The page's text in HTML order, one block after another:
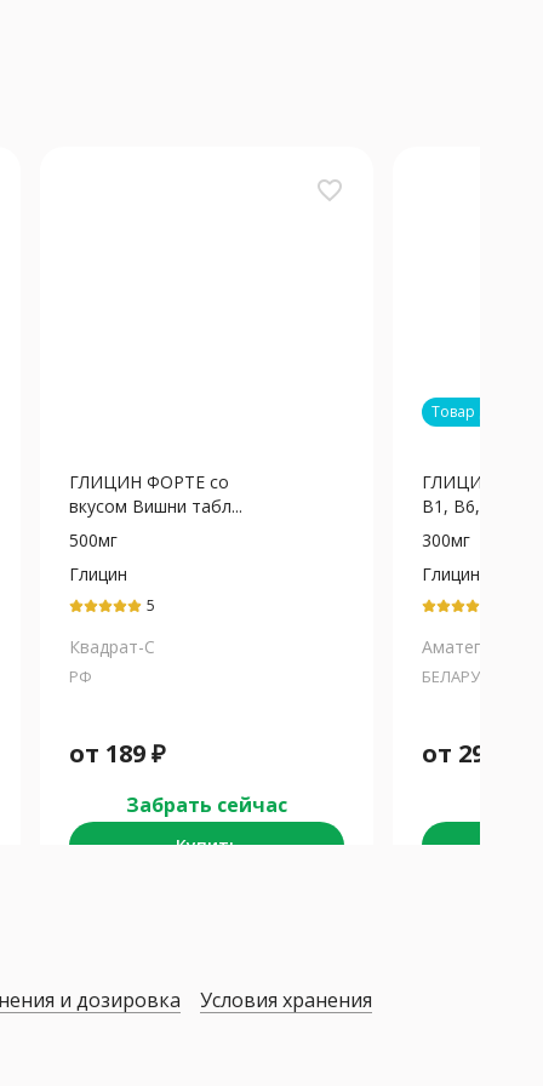
favorite_border
ГЛИЦИН ФОРТЕ со
вкусом Вишни табл...
500мг
Глицин
5
Квадрат-С
РФ
от 189₽
Забрать сейчас
Купить
Товар дня
ГЛИЦИН
B1, B6, B12
300мг
Глицин
Аматег
БЕЛАРУСЬ
от 299
и дозировка
Условия хранения